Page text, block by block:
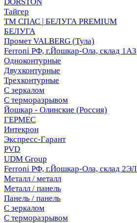
Тайгер
ТМ СПАС | БЕЛУГА PREMIUM
БЕЛУГА
Промет VALBERG (Тула)
Ferroni РФ, г.Йошкар-Ола, склад 1АЗ
Одноконтурные
Двухконтурные
Трехконтурные
С зеркалом
С терморазрывом
Йошкар - Олинские (Россия)
ГЕРМЕС
Интекрон
Экспресс-Гарант
PVD
UDM Group
Ferroni РФ, г.Йошкар-Ола, склад 2ЭЛ
Металл / металл
Металл / панель
Панель / панель
С зеркалом
С терморазрывом